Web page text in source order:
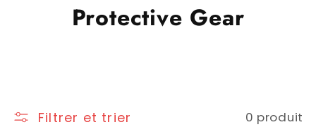
Protective Gear
Filtrer et trier 0 produit